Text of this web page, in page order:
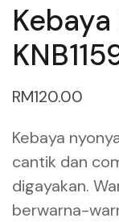
RM120.00
Kebaya
cantik dan
digayakan.
berwarna-